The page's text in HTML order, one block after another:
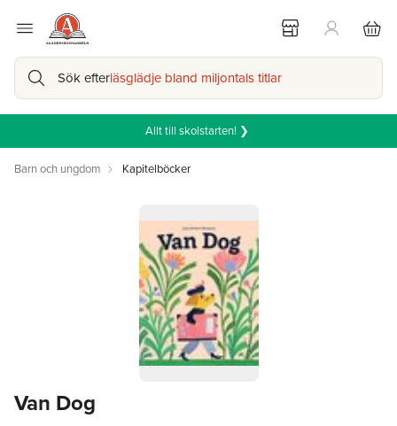
Sök efterläsglädje bland miljontals titlar
Allt till skolstarten! ❯
Barn och ungdom Kapitelböcker
Van Dog